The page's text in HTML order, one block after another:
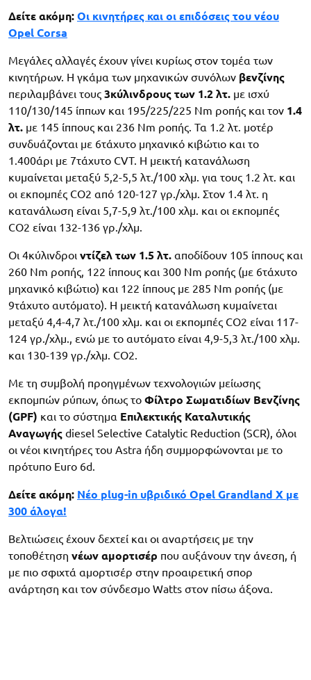
Δείτε ακόμη: Οι κινητήρες και οι επιδόσεις του νέου
Opel Corsa
Μεγάλες αλλαγές έχουν γίνει κυρίως στον τομέα των
κινητήρων. Η γκάμα των μηχανικών συνόλων βενζίνης
περιλαμβάνει τους 3κύλινδρους των 1.2 λτ. με ισχύ
110/130/145 ίππων και 195/225/225 Nm ροπής και τον 1.4
λτ. με 145 ίππους και 236 Nm ροπής. Τα 1.2 λτ. μοτέρ
συνδυάζονται με 6τάχυτο μηχανικό κιβώτιο και το
1.400άρι με 7τάχυτο CVT. Η μεικτή κατανάλωση
κυμαίνεται μεταξύ 5,2-5,5 λτ./100 χλμ. για τους 1.2 λτ. και
οι εκπομπές CO2 από 120-127 γρ./χλμ. Στον 1.4 λτ. η
κατανάλωση είναι 5,7-5,9 λτ./100 χλμ. και οι εκπομπές
CO2 είναι 132-136 γρ./χλμ.
Οι 4κύλινδροι ντίζελ των 1.5 λτ. αποδίδουν 105 ίππους και
260 Nm ροπής, 122 ίππους και 300 Nm ροπής (με 6τάχυτο
μηχανικό κιβώτιο) και 122 ίππους με 285 Nm ροπής (με
9τάχυτο αυτόματο). Η μεικτή κατανάλωση κυμαίνεται
μεταξύ 4,4-4,7 λτ./100 χλμ. και οι εκπομπές CO2 είναι 117-
124 γρ./χλμ., ενώ με το αυτόματο είναι 4,9-5,3 λτ./100 χλμ.
και 130-139 γρ./χλμ. CO2.
Με τη συμβολή προηγμένων τεχνολογιών μείωσης
εκπομπών ρύπων, όπως το Φίλτρο Σωματιδίων Βενζίνης
(GPF) και το σύστημα Επιλεκτικής Καταλυτικής
Αναγωγής diesel Selective Catalytic Reduction (SCR), όλοι
οι νέοι κινητήρες του Astra ήδη συμμορφώνονται με το
πρότυπο Euro 6d.
Δείτε ακόμη: Νέο plug-in υβριδικό Opel Grandland X με
300 άλογα!
Βελτιώσεις έχουν δεχτεί και οι αναρτήσεις με την
τοποθέτηση νέων αμορτισέρ που αυξάνουν την άνεση, ή
με πιο σφιχτά αμορτισέρ στην προαιρετική σπορ
ανάρτηση και τον σύνδεσμο Watts στον πίσω άξονα.